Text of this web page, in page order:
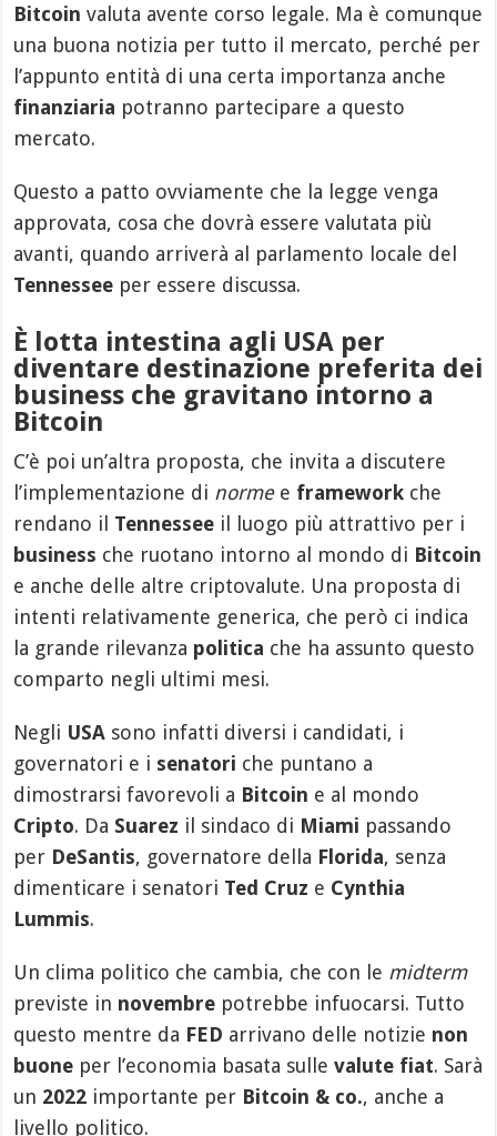
Bitcoin valuta avente corso legale. Ma è comunque
una buona notizia per tutto il mercato, perché per
l’appunto entità di una certa importanza anche
finanziaria potranno partecipare a questo
mercato.
Questo a patto ovviamente che la legge venga
approvata, cosa che dovrà essere valutata più
avanti, quando arriverà al parlamento locale del
Tennessee per essere discussa.
È lotta intestina agli USA per
diventare destinazione preferita dei
business che gravitano intorno a
Bitcoin
C’è poi un’altra proposta, che invita a discutere
l’implementazione di normee framework che
rendano il Tennessee il luogo più attrattivo per i
business che ruotano intorno al mondo di Bitcoin
e anche delle altre criptovalute. Una proposta di
intenti relativamente generica, che però ci indica
la grande rilevanza politica che ha assunto questo
comparto negli ultimi mesi.
Negli USA sono infatti diversi i candidati, i
governatori e i senatori che puntano a
dimostrarsi favorevoli a Bitcoin e al mondo
Cripto. Da Suarez il sindaco di Miami passando
per DeSantis, governatore della Florida, senza
dimenticare i senatori Ted Cruz e Cynthia
Lummis.
Un clima politico che cambia, che con le midterm
previste in novembre potrebbe infuocarsi. Tutto
questo mentre da FED arrivano delle notizie non
buone per l’economia basata sullevalute fiat. Sarà
un 2022 importante per Bitcoin & co., anche a
livello politico.